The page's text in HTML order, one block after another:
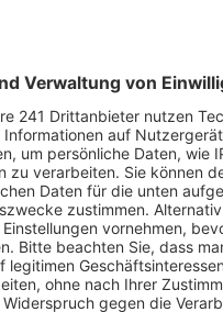
hat am Donnerstagmorgen
Sie sollen am
auf dem
überfallen haben. Nach
sie Kunden und
einer Maschinenpistole
Danach flohen
mit mehreren
zeitgleich zwölf
Geschäftsräume und
unter anderem in